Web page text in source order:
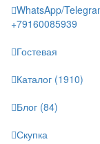
WhatsApp/
+79160085939
Гостевая
Каталог (1910)
Блог (84)
Скупка